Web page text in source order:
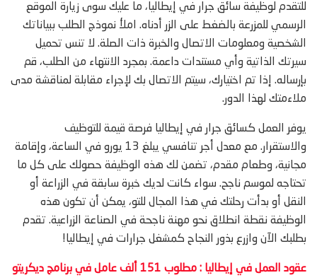
للتقدم لوظيفة سائق جرار في إيطاليا، ما عليك سوى زيارة الموقع
الرسمي للمزرعة بالضغط على الزر أدناه. املأ نموذج الطلب ببياناتك
الشخصية ومعلومات الاتصال والخبرة ذات الصلة. لا تنس تحميل
سيرتك الذاتية وأي مستندات داعمة. بمجرد الانتهاء من الطلب، قم
بإرساله. إذا تم اختيارك، سيتم الاتصال بك لإجراء مقابلة لمناقشة مدى
ملاءمتك لهذا الدور.
يوفر العمل كسائق جرار في إيطاليا فرصة قيمة للتوظيف
والاستقرار. مع معدل أجر تنافسي يبلغ 13 يورو في الساعة، وإقامة
مجانية، وطعام مقدم، تضمن لك هذه الوظيفة حصولك على كل ما
تحتاجه لموسم ناجح. سواء كانت لديك خبرة سابقة في الزراعة أو
النقل أو بدأت رحلتك في هذا المجال للتو، يمكن أن تكون هذه
الوظيفة نقطة انطلاق نحو مهنة ناجحة في الصناعة الزراعية. تقدم
بطلبك الآن وازرع بذور النجاح كمشغل جرارات في إيطاليا!
عقود العمل في إيطاليا : مطلوب 151 ألف عامل في برنامج ديكريتو